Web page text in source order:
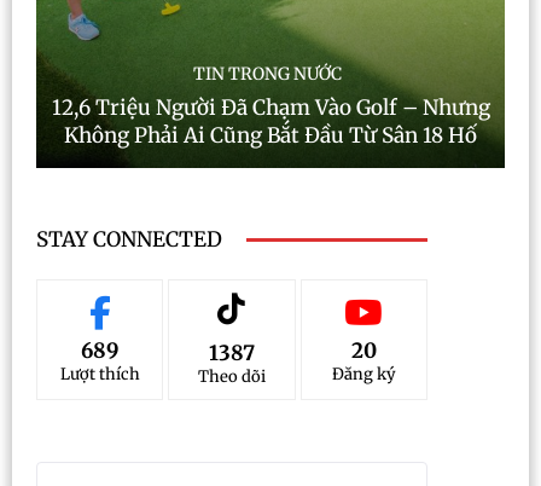
TIN TRONG NƯỚC
12,6 Triệu Người Đã Chạm Vào Golf – Nhưng
Không Phải Ai Cũng Bắt Đầu Từ Sân 18 Hố
STAY CONNECTED
689
Lượt thích
1387
Theo dõi
20
Đăng ký